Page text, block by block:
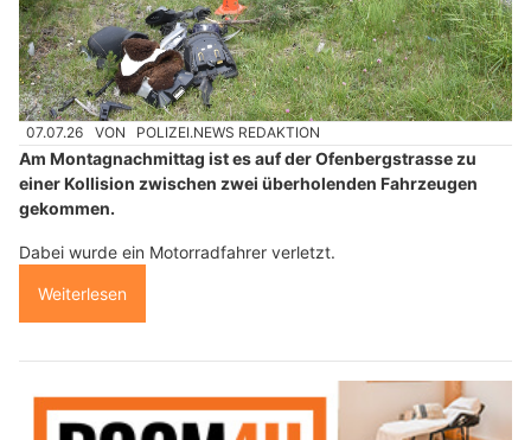
07.07.26 VON POLIZEI.NEWS REDAKTION
Am Montagnachmittag ist es auf der Ofenbergstrasse zu
einer Kollision zwischen zwei überholenden Fahrzeugen
gekommen.
Dabei wurde ein Motorradfahrer verletzt.
Weiterlesen